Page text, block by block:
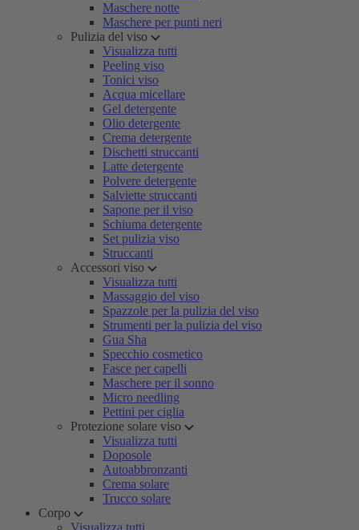
Maschere notte
Maschere per punti neri
Pulizia del viso
Visualizza tutti
Peeling viso
Tonici viso
Acqua micellare
Gel detergente
Olio detergente
Crema detergente
Dischetti struccanti
Latte detergente
Polvere detergente
Salviette struccanti
Sapone per il viso
Schiuma detergente
Set pulizia viso
Struccanti
Accessori viso
Visualizza tutti
Massaggio del viso
Spazzole per la pulizia del viso
Strumenti per la pulizia del viso
Gua Sha
Specchio cosmetico
Fasce per capelli
Maschere per il sonno
Micro needling
Pettini per ciglia
Protezione solare viso
Visualizza tutti
Doposole
Autoabbronzanti
Crema solare
Trucco solare
Corpo
Visualizza tutti